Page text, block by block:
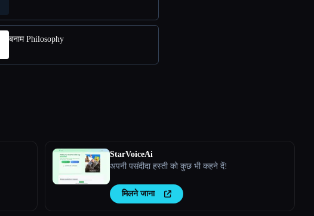
बनाम Philosophy
StarVoiceAi
अपनी पसंदीदा हस्ती को कुछ भी कहने दें!
मिलने जाना